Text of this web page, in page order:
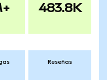
483.8K
Reseñas